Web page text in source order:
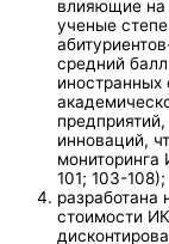
влияющие
ученые
средний
иностранных
инноваций,
101; 103-108);
разработана
стоимости